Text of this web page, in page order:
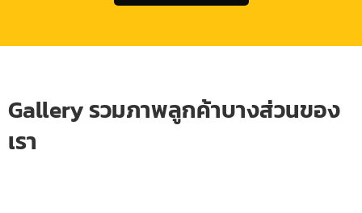
Gallery รวมภาพลูกค้าบางส่วนของ
เรา